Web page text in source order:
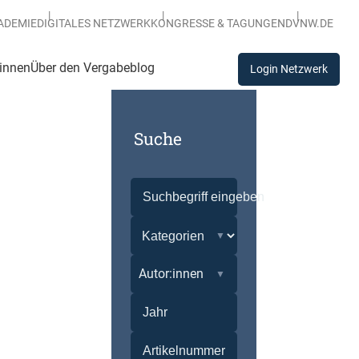
DIGITALES NETZWERKKONGRESSE & TAGUNGENDVNW.DE
Über den Vergabeblog Login Netzwerk
Suche
Autor:innen